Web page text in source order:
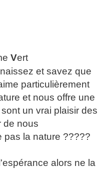
Vert
et savez que
particulièrement
et nous offre une
un vrai plaisir des
de nous
pas la nature ?????
alors ne la